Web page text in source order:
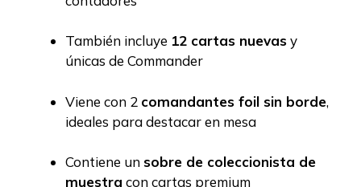
También incluye 12 cartas nuevasy
únicas de Commander
Viene con 2 comandantes foil sin borde,
ideales para destacar en mesa
Contiene unsobre de coleccionista de
muestra con cartas premium